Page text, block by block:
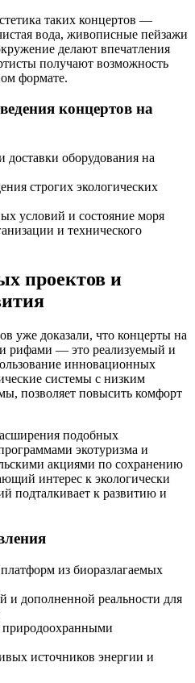
таких концертов —
вода, живописные пейзажи
делают впечатления
получают возможность
формате.
концертов на
оборудования на
строгих экологических
условий и состояние моря
и технического
проектов и
уже доказали, что концерты на
рифами — это реализуемый и
инновационных
системы с низким
позволяет повысить комфорт
подобных
экотуризма и
акциями по сохранению
интерес к экологически
подталкивает к развитию и
из биоразлагаемых
и дополненной реальности для
природоохранными
источников энергии и